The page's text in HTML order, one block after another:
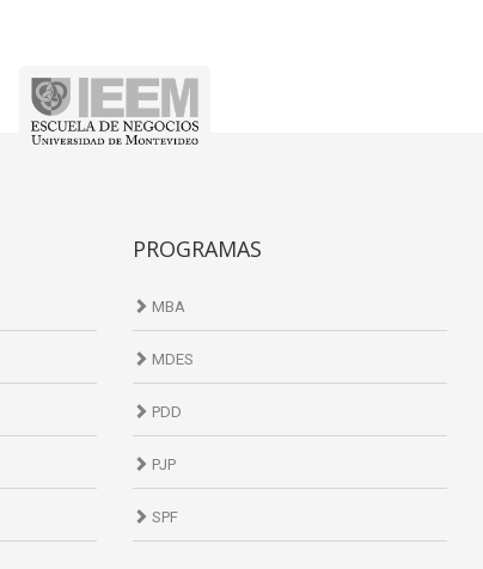
PROGRAMAS
MBA
MDES
PDD
PJP
SPF